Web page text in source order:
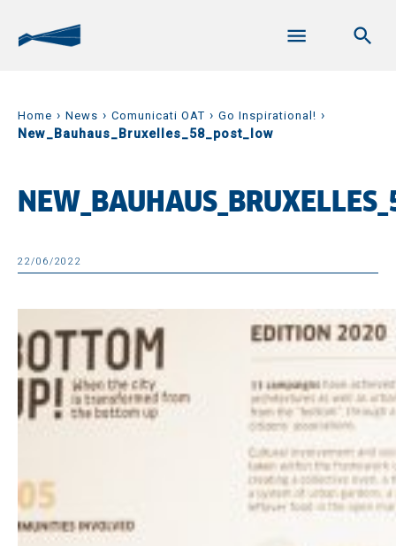
Home › News › Comunicati OAT › Go Inspirational! ›
New_Bauhaus_Bruxelles_58_post_low
22/06/2022